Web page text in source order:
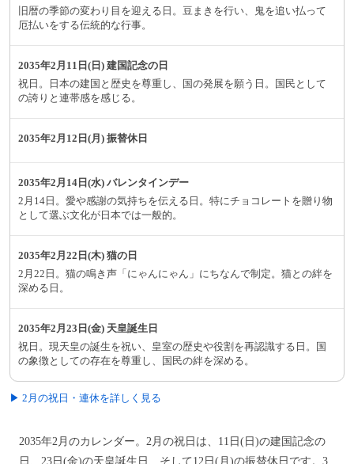
旧暦の季節の変わり目を迎える日。豆まきを行い、鬼を追い払って
厄払いをする伝統的な行事。
2035年2月11日(日) 建国記念の日
祝日。日本の建国と歴史を尊重し、国の発展を願う日。国民として
の誇りと連帯感を感じる。
2035年2月12日(月) 振替休日
2035年2月14日(水) バレンタインデー
2月14日。愛や感謝の気持ちを伝える日。特にチョコレートを贈り物
として選ぶ文化が日本では一般的。
2035年2月22日(木) 猫の日
2月22日。猫の鳴き声「にゃんにゃん」にちなんで制定。猫との絆を
深める日。
2035年2月23日(金) 天皇誕生日
祝日。現天皇の誕生を祝い、皇室の歴史や役割を再認識する日。国
の象徴としての存在を尊重し、国民の絆を深める。
▶ 2月の祝日・連休を詳しく見る
2035年2月のカレンダー。2月の祝日は、11日(日)の建国記念の
日、23日(金)の天皇誕生日、そして12日(月)の振替休日です。3